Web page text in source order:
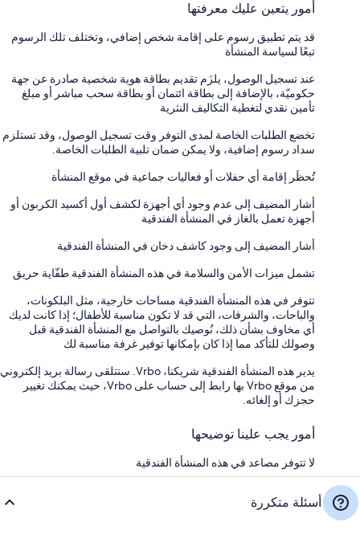
أمور يتعين عليك معرفتها
قد يتم تطبيق رسوم على إقامة شخص إضافي، وتختلف تلك الرسوم
تبعًا لسياسة المنشأة
عند تسجيل الوصول، يلزَم تقديم بطاقة هوية شخصية صادرة عن جهة
حكوميّة، بالإضافة إلى بطاقة ائتمان أو بطاقة سحب مباشر أو مبلغ
تأمين نقدي لتغطية التكاليف النثرية
تخضع الطلبات الخاصة لمدى التوفر وقت تسجيل الوصول، وقد تستلزم
سداد رسوم إضافية، ولا يمكن ضمان تلبية الطلبات الخاصة.
تُحظَر إقامة أي حفلات أو فعاليات جماعية في موقع المنشأة
أشار المضيف إلى عدم وجود أي أجهزة لكشف أول أكسيد الكربون أو
أجهزة تعمل بالغاز في المنشأة الفندقية
أشار المضيف إلى وجود كاشف دخان في المنشأة الفندقية
تشمل ميزات الأمن والسلامة في هذه المنشأة الفندقية طفّاية حريق
تتوفر في هذه المنشأة الفندقية مساحات خارجية، مثل البلكونات،
والباحات، والشرفات، التي قد لا تكون مناسبة للأطفال؛ إذا كانت لديك
أي مخاوف بشأن ذلك، نُوصيك بالتواصل مع المنشأة الفندقية قبل
وصولك للتأكد مما إذا كان بإمكانها توفير غرفة مناسبة لك
يدير هذه المنشأة الفندقية شريكنا، Vrbo. ستتلقى رسالة بريد إلكتروني
من موقع Vrbo بها رابط إلى حساب على Vrbo، حيث يمكنك تغيير
حجزك أو إلغائه.
أمور يجب علينا توضيحها
لا تتوفر مصاعد في هذه المنشأة الفندقية
أسئلة متكررة